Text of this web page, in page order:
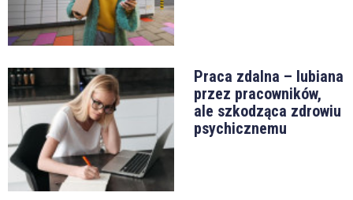
Praca zdalna – lubiana
przez pracowników,
ale szkodząca zdrowiu
psychicznemu